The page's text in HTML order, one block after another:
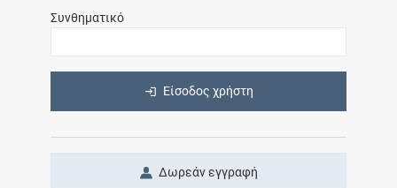
Συνθηματικό
Είσοδος χρήστη
Δωρεάν εγγραφή